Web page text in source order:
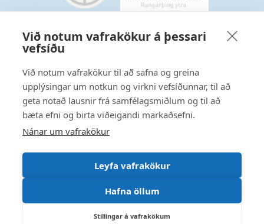
Við notum vafrakökur á þessari
vefsíðu
Við notum vafrakökur til að safna og greina
upplýsingar um notkun og virkni vefsíðunnar, til að
geta notað lausnir frá samfélagsmiðlum og til að
bæta efni og birta viðeigandi markaðsefni.
Nánar um vafrakökur
Leyfa vafrakökur
Hafna öllum
Stillingar á vafrakökum
Starfsmannavefur
Hafðu samband
Ritstjórnarstefna
Fylgstu með á Facebook